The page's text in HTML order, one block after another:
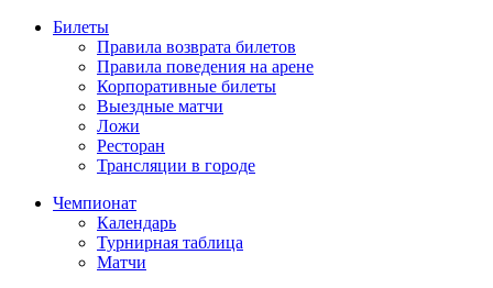
Билеты
Правила возврата билетов
Правила поведения на арене
Корпоративные билеты
Выездные матчи
Ложи
Ресторан
Трансляции в городе
Чемпионат
Календарь
Турнирная таблица
Матчи